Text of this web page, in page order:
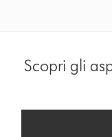
Scopri gli